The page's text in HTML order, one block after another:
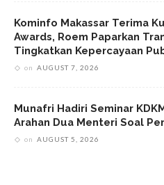
Kominfo Makassar Terima
Awards, Roem Paparkan
Tingkatkan Kepercayaan
on AUGUST 7, 2026
Munafri Hadiri Seminar
Arahan Dua Menteri Soal
on AUGUST 5, 2026